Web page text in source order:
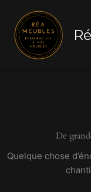
contenu
De
Quelque chose